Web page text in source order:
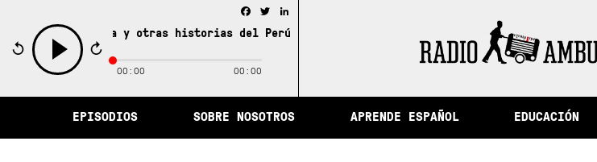
de la memoria y otras historias del Perú /La ciudad de la memoria y otras historias del Perú
play
Facebook
Twitter
00:00 00:00
EPISODIOS SOBRE NOSOTROS APRENDE ESPAÑOL EDUCACIÓN